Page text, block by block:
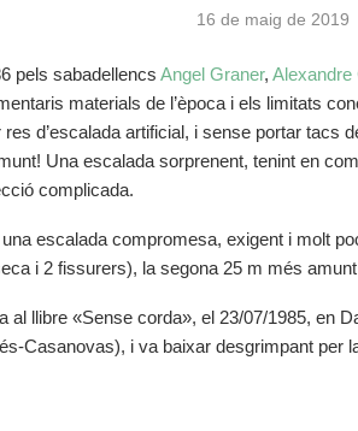
16 de maig de 2019
pels sabadellencs Angel Graner, Alexandre
materials de l’època i els limitats
d’escalada artificial, i sense portar tacs
Una escalada sorprenent, tenint en
complicada.
escalada compromesa, exigent i molt
i 2 fissurers), la segona 25 m més
al llibre «Sense corda», el 23/07/1985, en
Casanovas), i va baixar desgrimpant per